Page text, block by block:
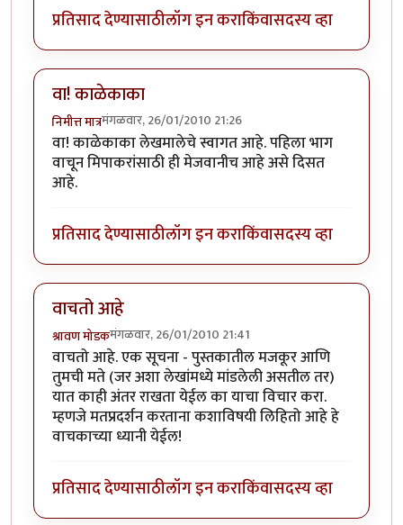
प्रतिसाद देण्यासाठीलॉग इन कराकिंवासदस्य व्हा
वा! काळेकाका
निमीत्त मात्रमंगळवार, 26/01/2010 21:26
वा! काळेकाका लेखमालेचे स्वागत आहे. पहिला भाग
वाचून मिपाकरांसाठी ही मेजवानीच आहे असे दिसत
आहे.
प्रतिसाद देण्यासाठीलॉग इन कराकिंवासदस्य व्हा
वाचतो आहे
श्रावण मोडकमंगळवार, 26/01/2010 21:41
वाचतो आहे. एक सूचना - पुस्तकातील मजकूर आणि
तुमची मते (जर अशा लेखांमध्ये मांडलेली असतील तर)
यात काही अंतर राखता येईल का याचा विचार करा.
म्हणजे मतप्रदर्शन करताना कशाविषयी लिहितो आहे हे
वाचकाच्या ध्यानी येईल!
प्रतिसाद देण्यासाठीलॉग इन कराकिंवासदस्य व्हा